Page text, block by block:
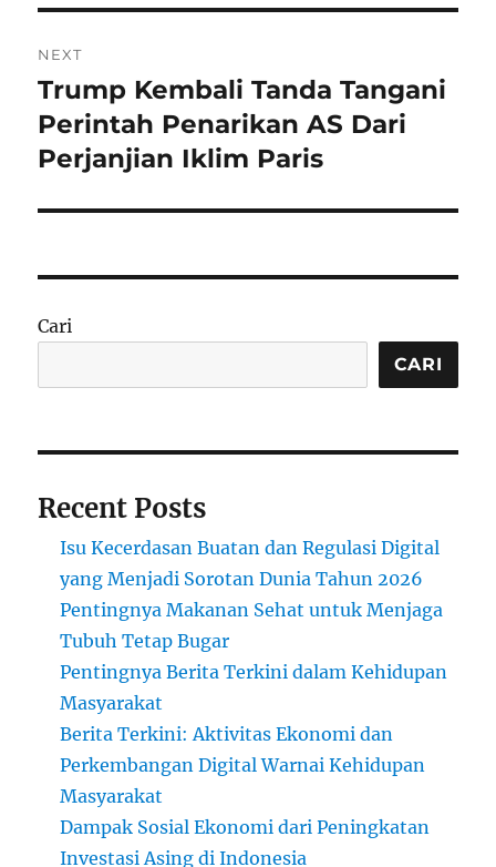
NEXT
Next
post:
Trump Kembali Tanda Tangani
Perintah Penarikan AS Dari
Perjanjian Iklim Paris
Cari
CARI
Recent Posts
Isu Kecerdasan Buatan dan Regulasi Digital
yang Menjadi Sorotan Dunia Tahun 2026
Pentingnya Makanan Sehat untuk Menjaga
Tubuh Tetap Bugar
Pentingnya Berita Terkini dalam Kehidupan
Masyarakat
Berita Terkini: Aktivitas Ekonomi dan
Perkembangan Digital Warnai Kehidupan
Masyarakat
Dampak Sosial Ekonomi dari Peningkatan
Investasi Asing di Indonesia